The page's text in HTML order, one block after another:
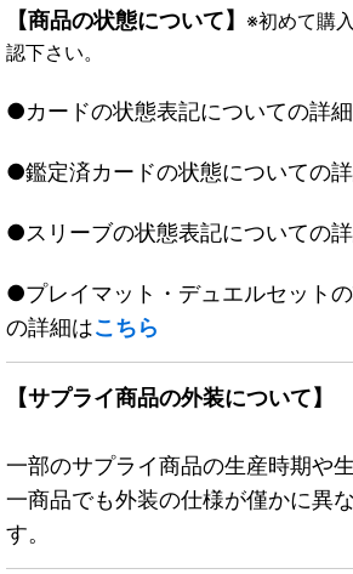
【商品の状態について】 ※初めて購
認下さい。
●カードの状態表記についての詳
●鑑定済カードの状態についての
●スリーブの状態表記についての
●プレイマット・デュエルセット
の詳細はこちら
【サプライ商品の外装について】
一部のサプライ商品の生産時期や
一商品でも外装の仕様が僅かに異
す。